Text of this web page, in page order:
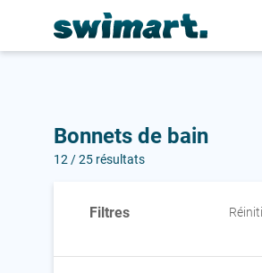
Personnalisation de vos bonnets
Bonnets de bain
12/ 25 résultats
Filtres